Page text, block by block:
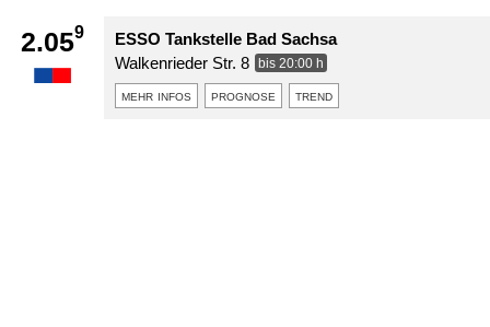
2.059
ESSO Tankstelle Bad Sachsa
Walkenrieder Str. 8
bis 20:00 h
mehr infos prognose trend